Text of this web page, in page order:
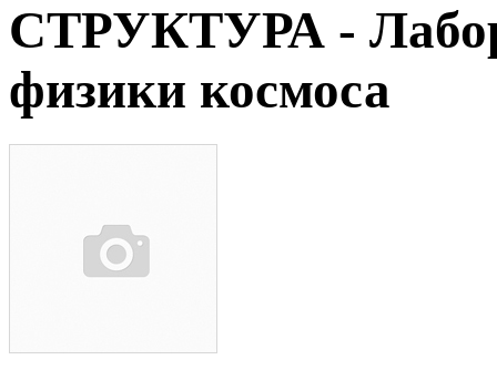
СТРУКТУРА -
физики космоса